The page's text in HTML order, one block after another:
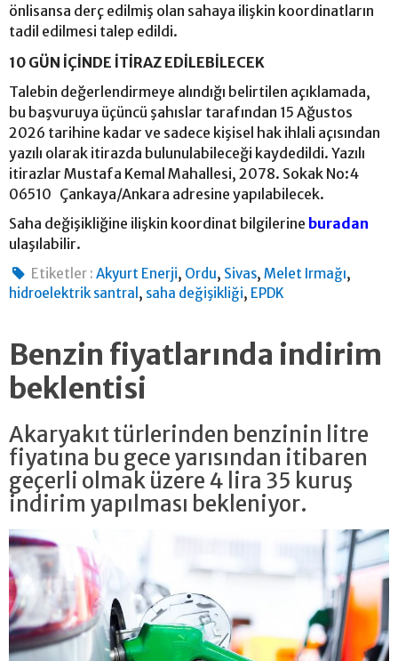
önlisansa derç edilmiş olan sahaya ilişkin koordinatların
tadil edilmesi talep edildi.
10 GÜN İÇİNDE İTİRAZ EDİLEBİLECEK
Talebin değerlendirmeye alındığı belirtilen açıklamada,
bu başvuruya üçüncü şahıslar tarafından 15 Ağustos
2026 tarihine kadar ve sadece kişisel hak ihlali açısından
yazılı olarak itirazda bulunulabileceği kaydedildi. Yazılı
itirazlar Mustafa Kemal Mahallesi, 2078. Sokak No:4
06510 Çankaya/Ankara adresine yapılabilecek.
Saha değişikliğine ilişkin koordinat bilgilerine buradan
ulaşılabilir.
Etiketler : Akyurt Enerji, Ordu, Sivas,Melet Irmağı,
hidroelektrik santral , saha değişikliği, EPDK
Benzin fiyatlarında indirim
beklentisi
Akaryakıt türlerinden benzinin litre
fiyatına bu gece yarısından itibaren
geçerli olmak üzere 4 lira 35 kuruş
indirim yapılması bekleniyor.